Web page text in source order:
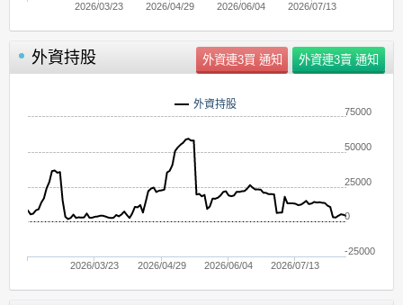
2026/03/23 2026/04/29 2026/06/04 2026/07/13
外資持股
外資持股
2026/03/23 2026/04/29 2026/06/04 2026/07/13
-25000
0
25000
50000
75000